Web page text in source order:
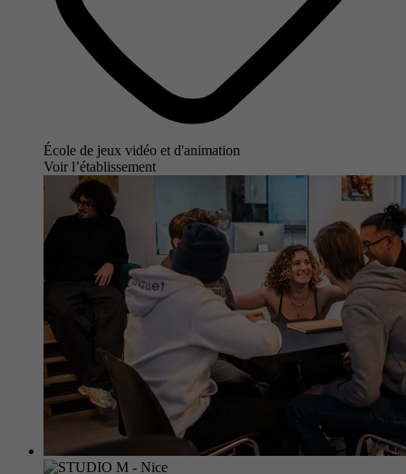
École de jeux vidéo et d'animation
Voir l’établissement